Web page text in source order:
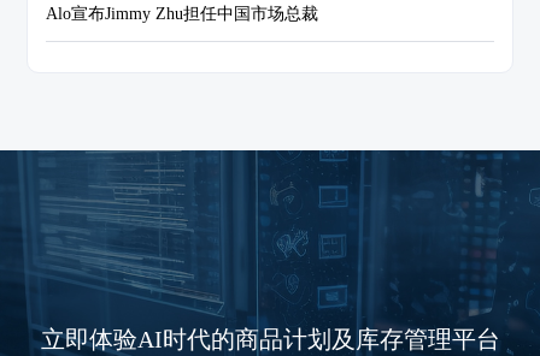
Alo宣布Jimmy Zhu担任中国市场总裁
立即体验AI时代的商品计划及库存管理平台